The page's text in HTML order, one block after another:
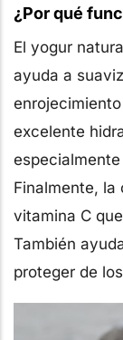
¿Por qué
El yogur
ayuda a
excelente
Finalmente, la
vitamina C
También
proteger de